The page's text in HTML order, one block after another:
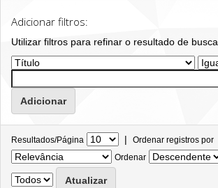
Adicionar filtros:
Utilizar filtros para refinar o resultado de busca.
Resultados/Página | Ordenar registros por
Ordenar